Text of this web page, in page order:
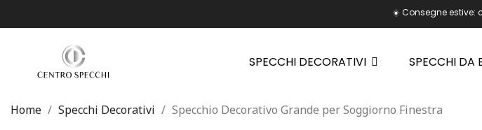
☀️ Consegne estive:
SPECCHI DECORATIVI SPECCHI DA
Home Specchi Decorativi Specchio Decorativo Grande per Soggiorno Finestra